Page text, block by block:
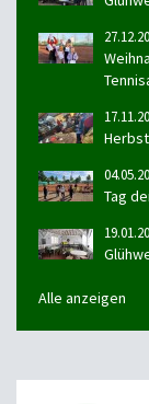
Tag
Alle anzeigen